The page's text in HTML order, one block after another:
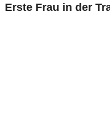
Erste Frau in der